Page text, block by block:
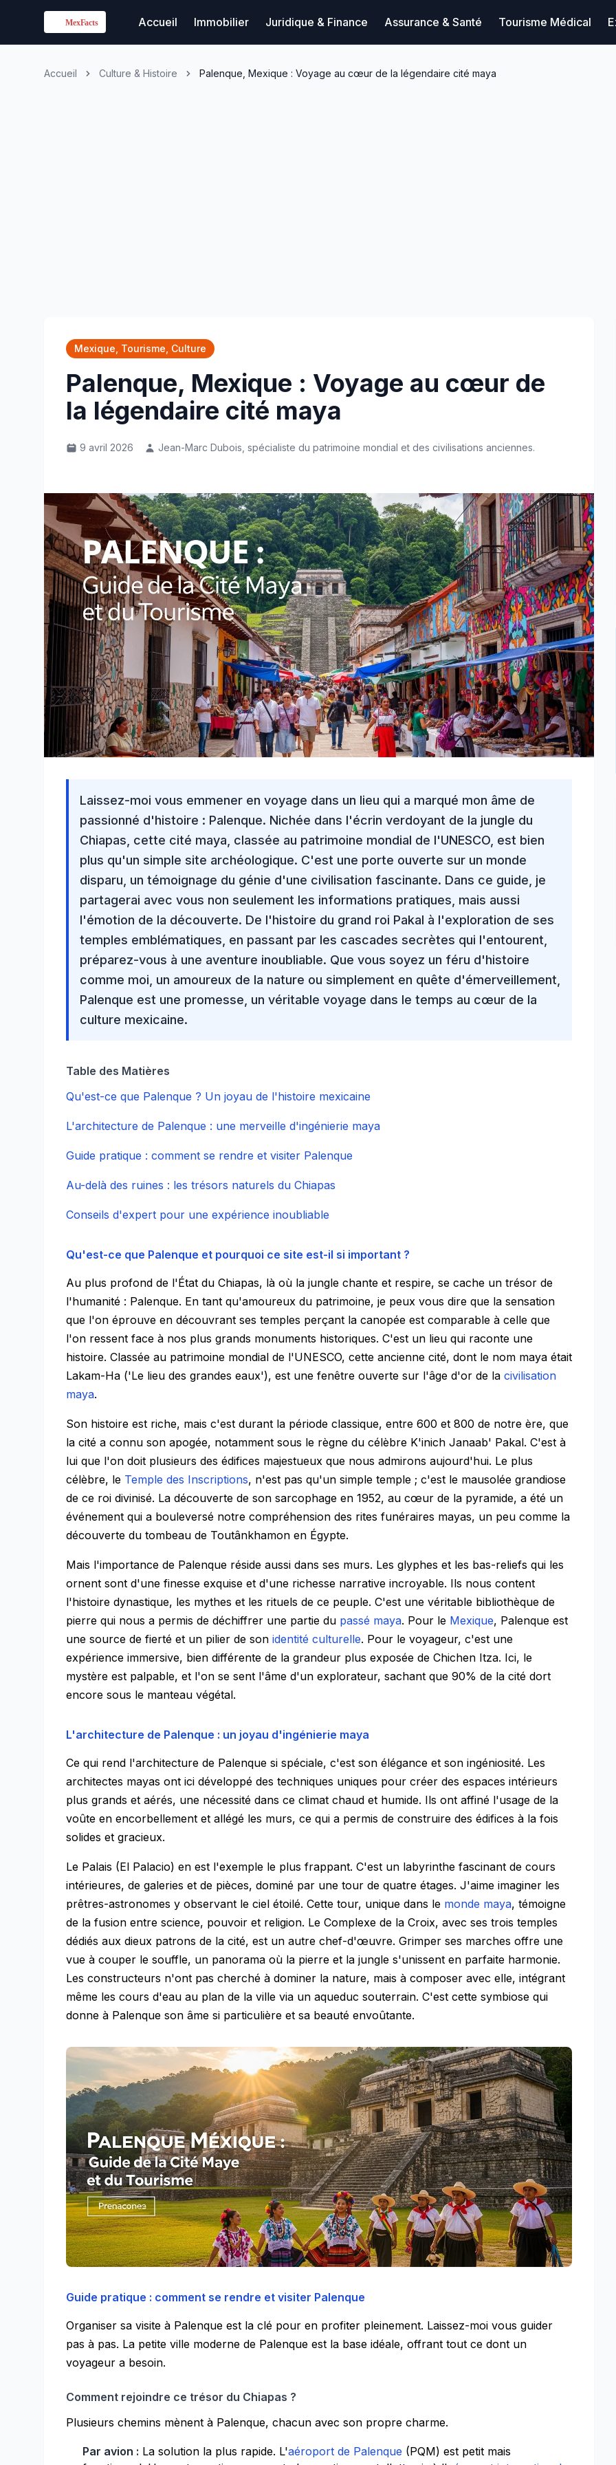
Accueil Immobilier Juridique & Finance Assurance & Santé Tourisme Médical
Accueil Culture & Histoire Palenque, Mexique : Voyage au cœur de la légendaire cité maya
Mexique, Tourisme, Culture
Palenque, Mexique : Voyage au cœur de
la légendaire cité maya
9 avril 2026 Jean-Marc Dubois, spécialiste du patrimoine mondial et des civilisations anciennes.
Laissez-moi vous emmener en voyage dans un lieu qui a marqué mon âme de
passionné d'histoire : Palenque. Nichée dans l'écrin verdoyant de la jungle du
Chiapas , cette cité maya, classée au patrimoine mondial de l'UNESCO, est bien
plus qu'un simple site archéologique. C'est une porte ouverte sur un monde
disparu, un témoignage du génie d'une civilisation fascinante. Dans ce guide, je
partagerai avec vous non seulement les informations pratiques, mais aussi
l'émotion de la découverte. De l'histoire du grand roi Pakal à l'exploration de ses
temples emblématiques, en passant par les cascades secrètes qui l'entourent,
préparez-vous à une aventure inoubliable. Que vous soyez un féru d'histoire
comme moi, un amoureux de la nature ou simplement en quête d'émerveillement,
Palenque est une promesse, un véritable voyage dans le temps au cœur de la
culture mexicaine.
Table des Matières
Qu'est-ce que Palenque ? Un joyau de l'histoire mexicaine
L'architecture de Palenque : une merveille d'ingénierie maya
Guide pratique : comment se rendre et visiter Palenque
Au-delà des ruines : les trésors naturels du Chiapas
Conseils d'expert pour une expérience inoubliable
Qu'est-ce que Palenque et pourquoi ce site est-il si important ?
Au plus profond de l'État du Chiapas, là où la jungle chante et respire, se cache un trésor de
l'humanité : Palenque. En tant qu'amoureux du patrimoine, je peux vous dire que la sensation
que l'on éprouve en découvrant ses temples perçant la canopée est comparable à celle que
l'on ressent face à nos plus grands monuments historiques. C'est un lieu qui raconte une
histoire. Classée au patrimoine mondial de l'UNESCO, cette ancienne cité, dont le nom maya était
Lakam-Ha ('Le lieu des grandes eaux'), est une fenêtre ouverte sur l'âge d'or de la civilisation
maya.
Son histoire est riche, mais c'est durant la période classique, entre 600 et 800 de notre ère, que
la cité a connu son apogée, notamment sous le règne du célèbre K'inich Janaab' Pakal. C'est à
lui que l'on doit plusieurs des édifices majestueux que nous admirons aujourd'hui. Le plus
célèbre, le Temple des Inscriptions, n'est pas qu'un simple temple ; c'est le mausolée grandiose
de ce roi divinisé. La découverte de son sarcophage en 1952, au cœur de la pyramide, a été un
événement qui a bouleversé notre compréhension des rites funéraires mayas, un peu comme la
découverte du tombeau de Toutânkhamon en Égypte.
Mais l'importance de Palenque réside aussi dans ses murs. Les glyphes et les bas-reliefs qui les
ornent sont d'une finesse exquise et d'une richesse narrative incroyable. Ils nous content
l'histoire dynastique, les mythes et les rituels de ce peuple. C'est une véritable bibliothèque de
pierre qui nous a permis de déchiffrer une partie du passé maya. Pour le Mexique, Palenque est
une source de fierté et un pilier de son identité culturelle. Pour le voyageur, c'est une
expérience immersive, bien différente de la grandeur plus exposée de Chichen Itza. Ici, le
mystère est palpable, et l'on se sent l'âme d'un explorateur, sachant que 90% de la cité dort
encore sous le manteau végétal.
L'architecture de Palenque : un joyau d'ingénierie maya
Ce qui rend l'architecture de Palenque si spéciale, c'est son élégance et son ingéniosité. Les
architectes mayas ont ici développé des techniques uniques pour créer des espaces intérieurs
plus grands et aérés, une nécessité dans ce climat chaud et humide. Ils ont affiné l'usage de la
voûte en encorbellement et allégé les murs, ce qui a permis de construire des édifices à la fois
solides et gracieux.
Le Palais (El Palacio) en est l'exemple le plus frappant. C'est un labyrinthe fascinant de cours
intérieures, de galeries et de pièces, dominé par une tour de quatre étages. J'aime imaginer les
prêtres-astronomes y observant le ciel étoilé. Cette tour, unique dans le monde maya, témoigne
de la fusion entre science, pouvoir et religion. Le Complexe de la Croix, avec ses trois temples
dédiés aux dieux patrons de la cité, est un autre chef-d'œuvre. Grimper ses marches offre une
vue à couper le souffle, un panorama où la pierre et la jungle s'unissent en parfaite harmonie.
Les constructeurs n'ont pas cherché à dominer la nature, mais à composer avec elle, intégrant
même les cours d'eau au plan de la ville via un aqueduc souterrain. C'est cette symbiose qui
donne à Palenque son âme si particulière et sa beauté envoûtante.
Guide pratique : comment se rendre et visiter Palenque
Organiser sa visite à Palenque est la clé pour en profiter pleinement. Laissez-moi vous guider
pas à pas. La petite ville moderne de Palenque est la base idéale, offrant tout ce dont un
voyageur a besoin.
Comment rejoindre ce trésor du Chiapas ?
Plusieurs chemins mènent à Palenque, chacun avec son propre charme.
Par avion : La solution la plus rapide. L'aéroport de Palenque (PQM) est petit mais